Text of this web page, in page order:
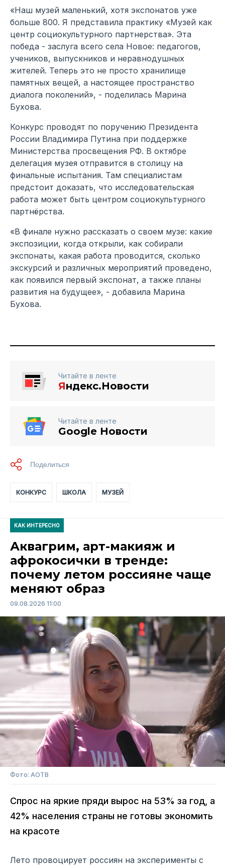
«Наш музей маленький, хотя экспонатов уже
больше 800. Я представила практику «Музей как
центр социокультурного партнерства». Эта
победа - заслуга всего села Новое: педагогов,
учеников, выпускников и неравнодушных
жителей. Теперь это не просто хранилище
памятных вещей, а настоящее пространство
диалога поколений», - поделилась Марина
Бухова.
Конкурс проводят по поручению Президента
России Владимира Путина при поддержке
Министерства просвещения РФ. В октябре
делегация музея отправится в столицу на
финальные испытания. Там специалистам
предстоит доказать, что исследовательская
работа может быть центром социокультурного
партнёрства.
«В финале нужно рассказать о своем музе: какие
экспозиции, когда открыли, как собирали
экспонаты, какая работа проводится, сколько
экскурсий и различных мероприятий проведено,
как появился первый экспонат, а также планы
развития на будущее», - добавила Марина
Бухова.
Читайте в ленте
Яндекс.Новости
Читайте в ленте
Google Новости
КОНКУРС ШКОЛА МУЗЕЙ
КАК ИНТЕРЕСНО
Аквагрим, арт-макияж и
афрокосички в тренде:
почему летом россияне чаще
меняют образ
09.08.2026 11:00
Фото: АОТВ
Спрос на яркие пряди вырос на 53% за год, а
42% населения страны не готовы экономить
на красоте
Лето провоцирует россиян на эксперименты с